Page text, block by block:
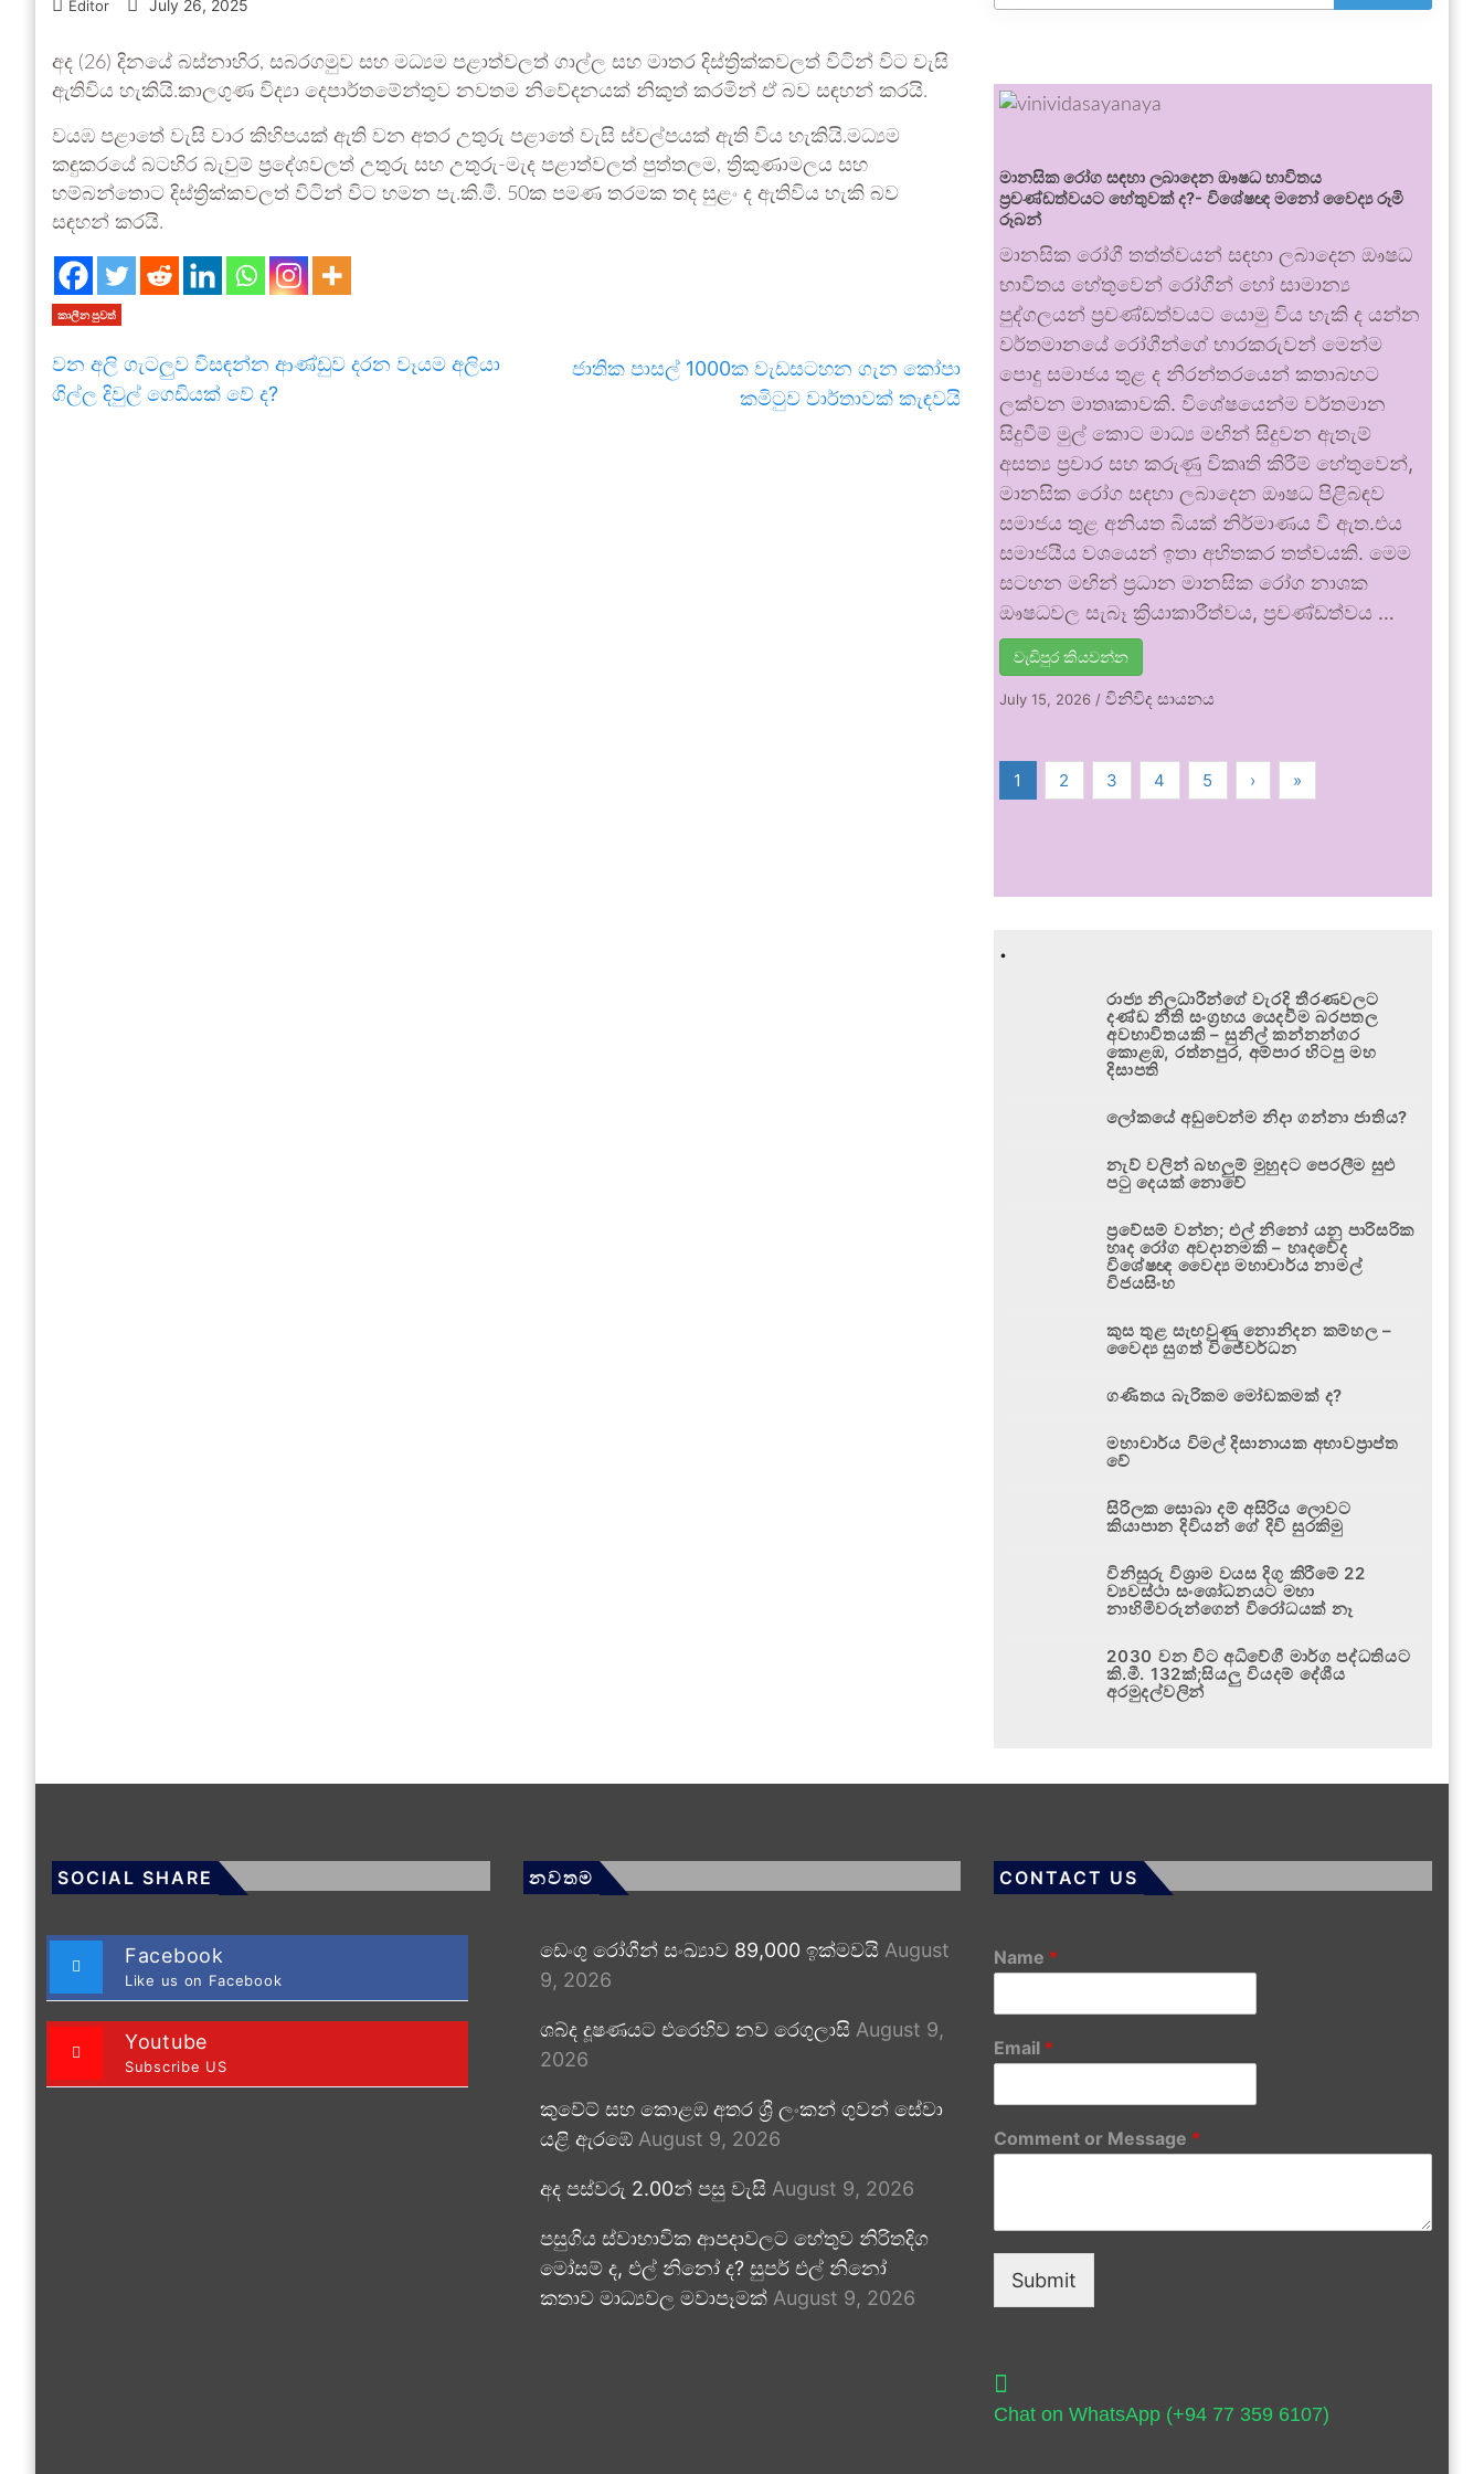
Editor July 26, 2025
අද (26) දිනයේ බස්නාහිර, සබරගමුව සහ මධ්‍යම පළාත්වලත් ගාල්ල සහ මාතර දිස්ත්‍රික්කවලත් විටින් විට වැසි
ඇතිවිය හැකියි.කාලගුණ විද්‍යා දෙපාර්තමේන්තුව නවතම නිවේදනයක් නිකුත් කරමින් ඒ බව සඳහන් කරයි.
වයඹ පළාතේ වැසි වාර කිහිපයක් ඇති වන අතර උතුරු පළාතේ වැසි ස්වල්පයක් ඇති විය හැකියි.මධ්‍යම
කඳුකරයේ බටහිර බැවුම් ප්‍රදේශවලත් උතුරු සහ උතුරු-මැද පළාත්වලත් පුත්තලම, ත්‍රිකුණාමලය සහ
හම්බන්තොට දිස්ත්‍රික්කවලත් විටින් විට හමන පැ.කි.මී. 50ක පමණ තරමක තද සුළං ද ඇතිවිය හැකි බව
සඳහන් කරයි.
කාලීන පුවත්
වන අලි ගැටලුව විසඳන්න ආණ්ඩුව දරන වෑයම අලියා
ගිල්ල දිවුල් ගෙඩියක් වේ ද?
ජාතික පාසල් 1000ක වැඩසටහන ගැන කෝපා
කමිටුව වාර්තාවක් කැඳවයි
මානසික රෝග සඳහා ලබාදෙන ඖෂධ භාවිතය
ප්‍රචණ්ඩත්වයට හේතුවක් ද?- විශේෂඥ මනෝ වෛද්‍ය රූමි
රූබන්
මානසික රෝගී තත්ත්වයන් සඳහා ලබාදෙන ඖෂධ
භාවිතය හේතුවෙන් රෝගීන් හෝ සාමාන්‍ය
පුද්ගලයන් ප්‍රචණ්ඩත්වයට යොමු විය හැකි ද යන්න
වර්තමානයේ රෝගීන්ගේ භාරකරුවන් මෙන්ම
පොදු සමාජය තුළ ද නිරන්තරයෙන් කතාබහට
ලක්වන මාතෘකාවකි. විශේෂයෙන්ම වර්තමාන
සිදුවීම් මුල් කොට මාධ්‍ය මඟින් සිදුවන ඇතැම්
අසත්‍ය ප්‍රචාර සහ කරුණු විකෘති කිරීම් හේතුවෙන්,
මානසික රෝග සඳහා ලබාදෙන ඖෂධ පිළිබඳව
සමාජය තුළ අනියත බියක් නිර්මාණය වී ඇත.එය
සමාජයීය වශයෙන් ඉතා අහිතකර තත්වයකි. මෙම
සටහන මඟින් ප්‍රධාන මානසික රෝග නාශක
ඖෂධවල සැබෑ ක්‍රියාකාරීත්වය, ප්‍රචණ්ඩත්වය …
වැඩිපුර කියවන්න
July 15, 2026 /විනිවිද සායනය
1 2 3 4 5 › »
.
රාජ්‍ය නිලධාරීන්ගේ වැරදි තීරණවලට
දණ්ඩ නීති සංග්‍රහය යෙදවීම බරපතල
අවභාවිතයකි – සුනිල් කන්නන්ගර
කොළඹ, රත්නපුර, අම්පාර හිටපු මහ
දිසාපති
ලෝකයේ අඩුවෙන්ම නිදා ගන්නා ජාතිය?
නැව් වලින් බහලුම් මුහුදට පෙරලීම සුළු
පටු දෙයක් නොවේ
ප්‍රවේසම් වන්න; එල් නිනෝ යනු පාරිසරික
හෘද රෝග අවදානමකි – හෘදවේද
විශේෂඥ වෛද්‍ය මහාචාර්ය නාමල්
විජයසිංහ
කුස තුළ සැඟවුණු නොනිදන කම්හල –
වෛද්‍ය සුගත් විජේවර්ධන
ගණිතය බැරිකම මෝඩකමක් ද?
මහාචාර්ය විමල් දිසානායක අභාවප්‍රාප්ත
වේ
සිරිලක සොබා දම් අසිරිය ලොවට
කියාපාන දිවියන් ගේ දිවි සුරකිමු
විනිසුරු විශ්‍රාම වයස දිගු කිරීමේ 22
ව්‍යවස්ථා සංශෝධනයට මහා
නාහිමිවරුන්ගෙන් විරෝධයක් නෑ
2030 වන විට අධිවේගී මාර්ග පද්ධතියට
කි.මී. 132ක්;සියලු වියදම් දේශීය
අරමුදල්වලින්
SOCIAL SHARE
Facebook
Like us on Facebook
Youtube
Subscribe US
නවතම
ඩෙංගු රෝගීන් සංඛ්‍යාව 89,000 ඉක්මවයි August
9, 2026
ශබ්ද දූෂණයට එරෙහිව නව රෙගුලාසි August 9,
2026
කුවේට් සහ කොළඹ අතර ශ්‍රී ලංකන් ගුවන් සේවා
යළි ඇරඹේ August 9, 2026
අද පස්වරු 2.00න් පසු වැසි August 9, 2026
පසුගිය ස්වාභාවික ආපදාවලට හේතුව නිරිතදිග
මෝසම් ද, එල් නිනෝ ද? සුපර් එල් නිනෝ
කතාව මාධ්‍යවල මවාපෑමක් August 9, 2026
CONTACT US
Name *
Email *
Comment or Message *
Submit
Chat on WhatsApp (+94 77 359 6107)